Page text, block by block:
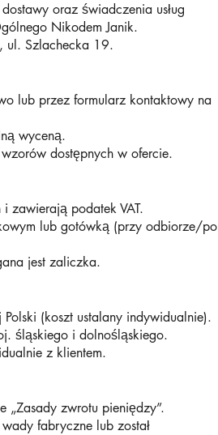
oraz świadczenia usług
Nikodem Janik.
ul. Szlachecka 19.
lub przez formularz kontaktowy na
wyceną.
dostępnych w ofercie.
zawierają podatek VAT.
lub gotówką (przy odbiorze/po
jest zaliczka.
(koszt ustalany indywidualnie).
śląskiego i dolnośląskiego.
z klientem.
„Zasady zwrotu pieniędzy”.
fabryczne lub został